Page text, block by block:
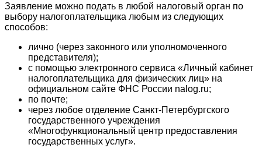
Заявление можно подать в любой налоговый орган по
выбору налогоплательщика любым из следующих
способов:
лично (через законного или уполномоченного
представителя);
с помощью электронного сервиса «Личный кабинет
налогоплательщика для физических лиц» на
официальном сайте ФНС России nalog.ru;
по почте;
через любое отделение Санкт-Петербургского
государственного учреждения
«Многофункциональный центр предоставления
государственных услуг».